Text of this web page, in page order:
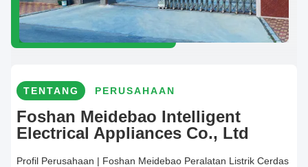
TENTANG PERUSAHAAN
Foshan Meidebao Intelligent
Electrical Appliances Co., Ltd
Profil Perusahaan | Foshan Meidebao Peralatan Listrik Cerdas